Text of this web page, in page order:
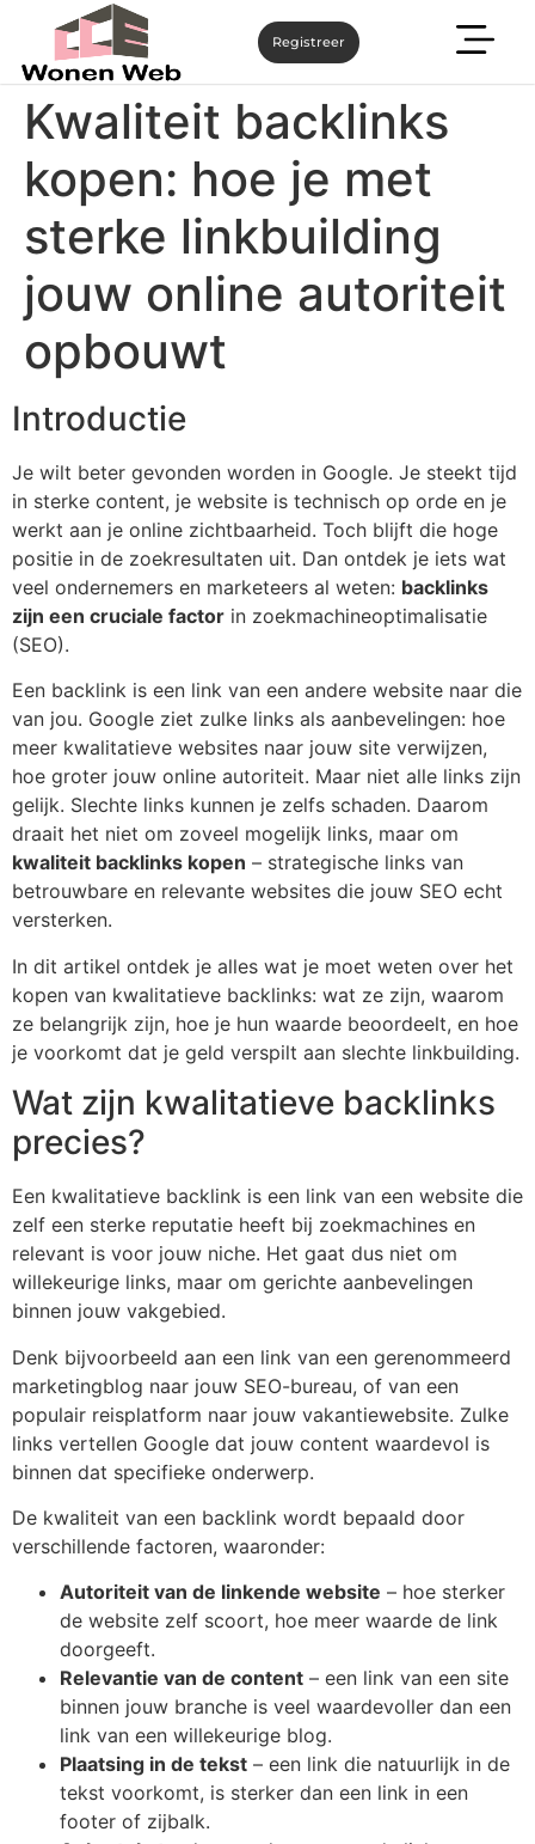
Registreer
Kwaliteit backlinks
kopen: hoe je met
sterke linkbuilding
jouw online autoriteit
opbouwt
Introductie
Je wilt beter gevonden worden in Google. Je steekt tijd
in sterke content, je website is technisch op orde en je
werkt aan je online zichtbaarheid. Toch blijft die hoge
positie in de zoekresultaten uit. Dan ontdek je iets wat
veel ondernemers en marketeers al weten: backlinks
zijn een cruciale factor in zoekmachineoptimalisatie
(SEO).
Een backlink is een link van een andere website naar die
van jou. Google ziet zulke links als aanbevelingen: hoe
meer kwalitatieve websites naar jouw site verwijzen,
hoe groter jouw online autoriteit. Maar niet alle links zijn
gelijk. Slechte links kunnen je zelfs schaden. Daarom
draait het niet om zoveel mogelijk links, maar om
kwaliteit backlinks kopen – strategische links van
betrouwbare en relevante websites die jouw SEO echt
versterken.
In dit artikel ontdek je alles wat je moet weten over het
kopen van kwalitatieve backlinks: wat ze zijn, waarom
ze belangrijk zijn, hoe je hun waarde beoordeelt, en hoe
je voorkomt dat je geld verspilt aan slechte linkbuilding.
Wat zijn kwalitatieve backlinks
precies?
Een kwalitatieve backlink is een link van een website die
zelf een sterke reputatie heeft bij zoekmachines en
relevant is voor jouw niche. Het gaat dus niet om
willekeurige links, maar om gerichte aanbevelingen
binnen jouw vakgebied.
Denk bijvoorbeeld aan een link van een gerenommeerd
marketingblog naar jouw SEO-bureau, of van een
populair reisplatform naar jouw vakantiewebsite. Zulke
links vertellen Google dat jouw content waardevol is
binnen dat specifieke onderwerp.
De kwaliteit van een backlink wordt bepaald door
verschillende factoren, waaronder:
Autoriteit van de linkende website – hoe sterker
de website zelf scoort, hoe meer waarde de link
doorgeeft.
Relevantie van de content – een link van een site
binnen jouw branche is veel waardevoller dan een
link van een willekeurige blog.
Plaatsing in de tekst – een link die natuurlijk in de
tekst voorkomt, is sterker dan een link in een
footer of zijbalk.